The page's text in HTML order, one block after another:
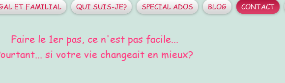
ET FAMILIAL QUI SUIS-JE? SPECIAL ADOS BLOG CONTACT
Faire le 1er pas, ce n'est pas facile...
si votre vie changeait en mieux?